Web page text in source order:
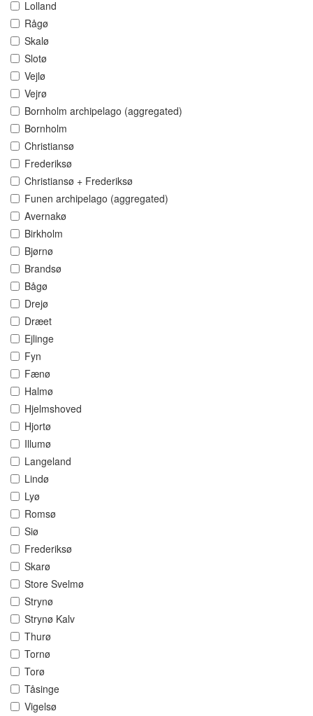
Lolland
Rågø
Skalø
Slotø
Vejlø
Vejrø
Bornholm archipelago (aggregated)
Bornholm
Christiansø
Frederiksø
Christiansø + Frederiksø
Funen archipelago (aggregated)
Avernakø
Birkholm
Bjørnø
Brandsø
Bågø
Drejø
Dræet
Ejlinge
Fyn
Fænø
Halmø
Hjelmshoved
Hjortø
Illumø
Langeland
Lindø
Lyø
Romsø
Siø
Frederiksø
Skarø
Store Svelmø
Strynø
Strynø Kalv
Thurø
Tornø
Torø
Tåsinge
Vigelsø